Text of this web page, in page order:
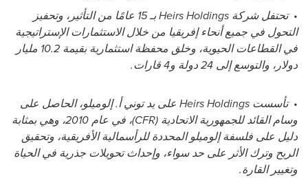
• تحتفل شركة Heirs Holdings
بـ 15 عامًا من التأثير، وتحفيز
التحول في جميع أنحاء إفريقيا من خلال الاستثمارات الإستراتيجية
في القطاعات الحيوية، وخلق محفظة استثمارية بقيمة 10.2 مليار
دولار، والتوسع إلى 24 دولة و4 قارات.
• تأسست Heirs Holdings على يد توني أ. إلوميلو، الحاصل على
وسام القائد للجمهورية الاتحادية (CFR
)، في عام 2010، وهي بمثابة
دليل على فلسفة إلوميلو المحددة للرأسمالية الأفريقية، وتحقيق
الربح وترك الأثر على حد سواء، وإحداث تحويلات جذرية في الحياة
وتغيير القارة.